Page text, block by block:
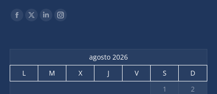
Find us on:
agosto 2026
L
M X J V S
D
1
2